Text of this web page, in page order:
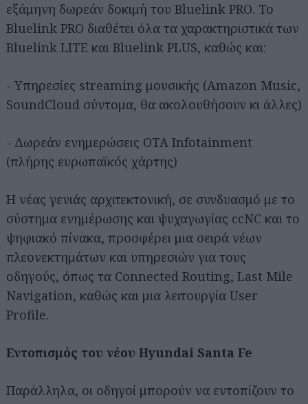
εξάμηνη δωρεάν δοκιμή του Bluelink PRO. Το
Bluelink PRO διαθέτει όλα τα χαρακτηριστικά των
Bluelink LITE και Bluelink PLUS, καθώς και:
- Υπηρεσίες streaming μουσικής (Amazon Music,
SoundCloud σύντομα, θα ακολουθήσουν κι άλλες)
- Δωρεάν ενημερώσεις OTA Infotainment
(πλήρης ευρωπαϊκός χάρτης)
Η νέας γενιάς αρχιτεκτονική, σε συνδυασμό με το
σύστημα ενημέρωσης και ψυχαγωγίας ccNC και το
ψηφιακό πίνακα, προσφέρει μια σειρά νέων
πλεονεκτημάτων και υπηρεσιών για τους
οδηγούς, όπως τα Connected Routing, Last Mile
Navigation, καθώς και μια λειτουργία User
Profile.
Εντοπισμός του νέου Hyundai Santa Fe
Παράλληλα, οι οδηγοί μπορούν να εντοπίζουν το